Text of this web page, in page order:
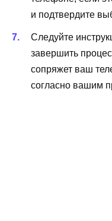
и подтвердите
Следуйте
завершить
сопряжет ваш
согласно вашим